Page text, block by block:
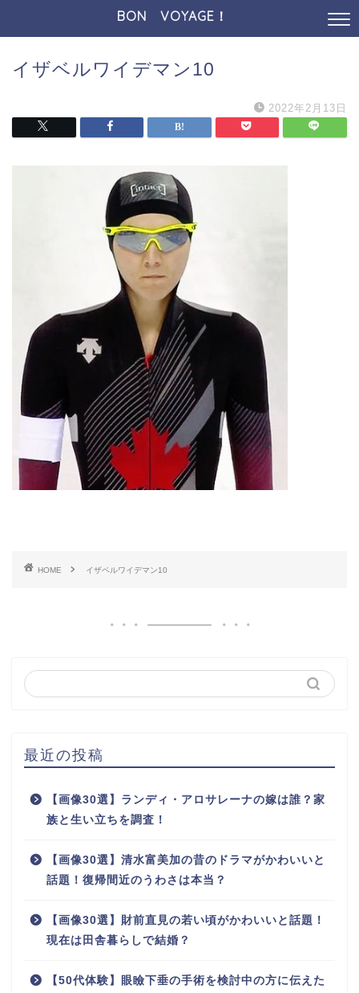
BON VOYAGE！
イザベルワイデマン10
2022年2月13日
HOME イザベルワイデマン10
最近の投稿
【画像30選】ランディ・アロサレーナの嫁は誰？家
族と生い立ちを調査！
【画像30選】清水富美加の昔のドラマがかわいいと
話題！復帰間近のうわさは本当？
【画像30選】財前直見の若い頃がかわいいと話題！
現在は田舎暮らしで結婚？
【50代体験】眼瞼下垂の手術を検討中の方に伝えた